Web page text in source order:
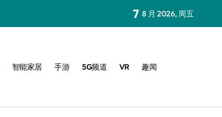
7 8 月 2026, 周五
智能家居 手游 5G频道 VR 趣闻